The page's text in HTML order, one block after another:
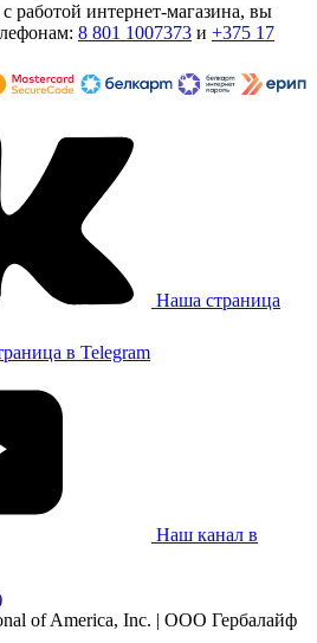
работой интернет-магазина, вы
8 801 1007373 и +375 17
Наша страница
в Telegram
Наш канал в
of America, Inc. | ООО Гербалайф